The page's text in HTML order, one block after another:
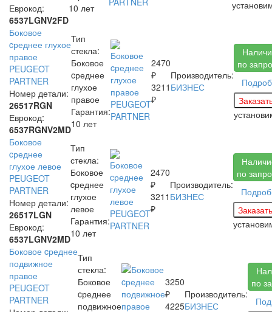
Еврокод:
6537LGNV2FD
10 лет
Боковое
cреднее глухое
правое
PEUGEOT
PARTNER
Номер детали:
26517RGN
Еврокод:
6537RGNV2MD
Тип
стекла:
Боковое
cреднее
глухое
правое
Гарантия:
10 лет
2470
₽
3211
₽
Производитель:
БИЗНЕС
по
Боковое
cреднее
глухое левое
PEUGEOT
PARTNER
Номер детали:
26517LGN
Еврокод:
6537LGNV2MD
Тип
стекла:
Боковое
cреднее
глухое
левое
Гарантия:
10 лет
2470
₽
3211
₽
Производитель:
БИЗНЕС
по
Боковое cреднее
подвижное
правое
PEUGEOT
PARTNER
Тип
стекла:
Боковое
cреднее
подвижное
3250
₽
4225
Производитель:
БИЗНЕС
по